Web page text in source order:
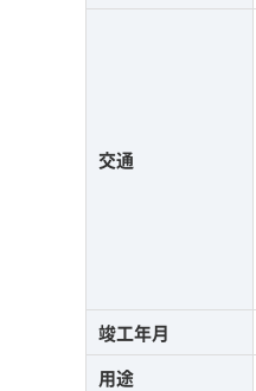
交通
竣工年月
用途